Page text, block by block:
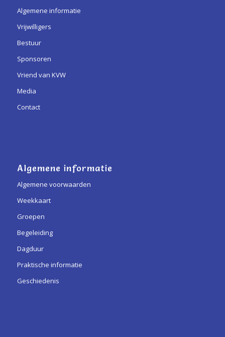
Algemene informatie
Vrijwilligers
Bestuur
Sponsoren
Vriend van KVW
Media
Contact
Algemene informatie
Algemene voorwaarden
Weekkaart
Groepen
Begeleiding
Dagduur
Praktische informatie
Geschiedenis